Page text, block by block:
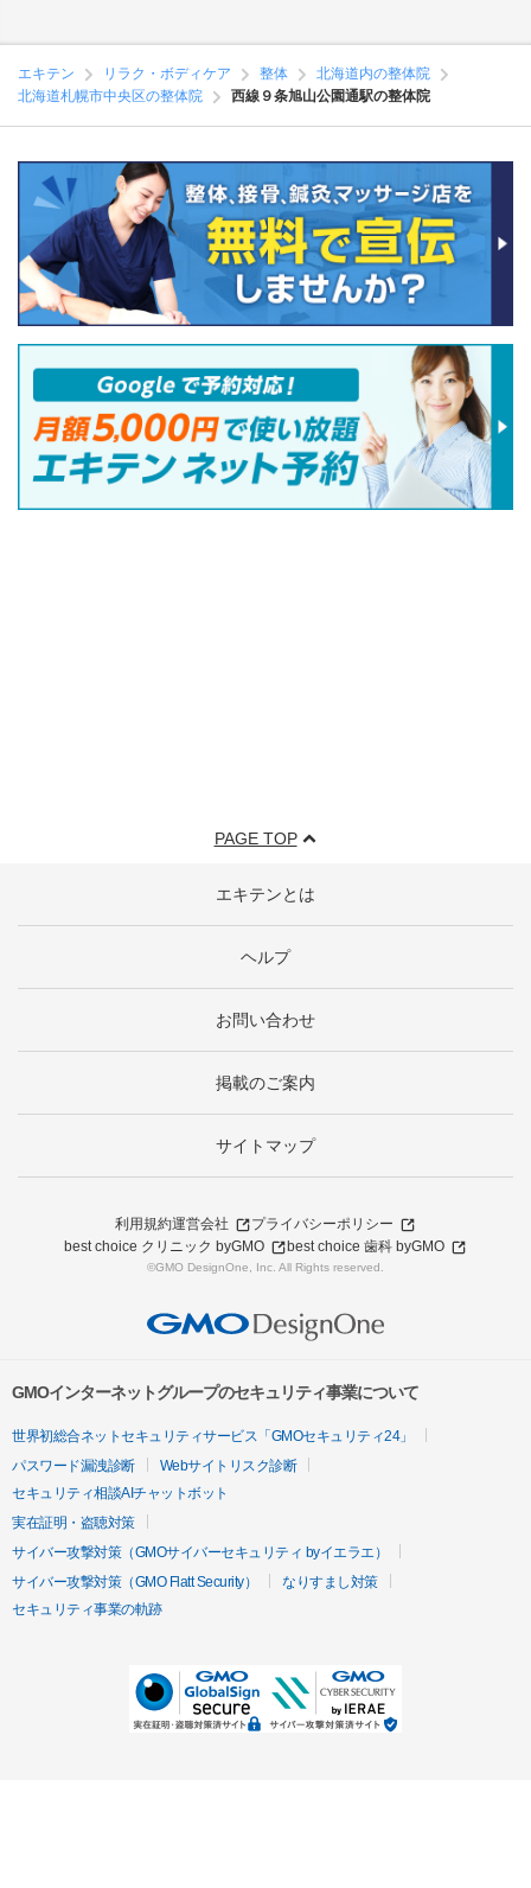
エキテン リラク・ボディケア 整体
北海道内の整体院
北海道札幌市中央区の整体院
西線９条旭山公園通駅の整体院
PAGE TOP
エキテンとは
ヘルプ
お問い合わせ
掲載のご案内
サイトマップ
利用規約運営会社
プライバシーポリシー
best choice クリニック byGMO
best choice 歯科 byGMO
©GMO DesignOne, Inc. All Rights reserved.
GMOインターネットグループのセキュリティ事業について
世界初総合ネットセキュリティサービス「GMOセキュリティ24」
パスワード漏洩診断
Webサイトリスク診断
セキュリティ相談AIチャットボット
実在証明・盗聴対策
サイバー攻撃対策（GMOサイバーセキュリティ byイエラエ）
サイバー攻撃対策（GMO Flatt Security）
なりすまし対策
セキュリティ事業の軌跡